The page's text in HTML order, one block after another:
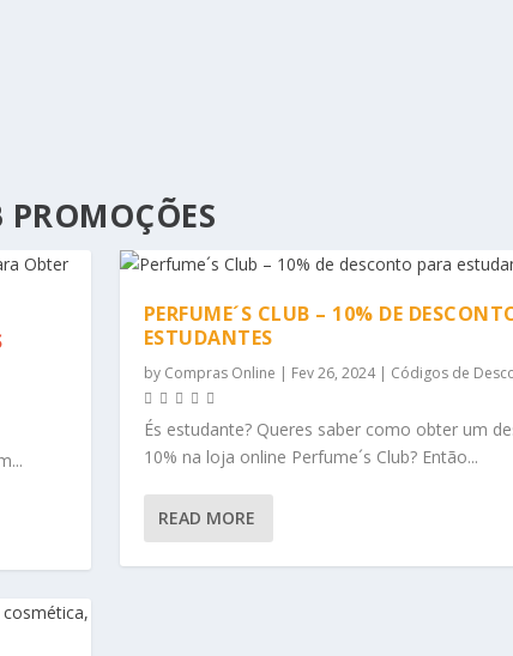
PROMOÇÕES
PERFUME´S CLUB – 10% DE
ESTUDANTES
by Compras Online | Fev 26, 2024| Códigos de
És estudante? Queres saber como obter um
10% na loja online Perfume´s Club? Então...
READ MORE